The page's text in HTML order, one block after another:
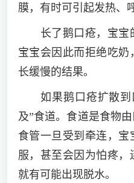
膜，有时可引起发热、
长了鹅口疮，宝宝的
宝宝会因此而拒绝吃
长缓慢的结果。
如果鹅口疮扩散到
及”食道。食道是食物
食管一旦受到牵连，
服，甚至会因为怕疼
就有可能出现脱水。